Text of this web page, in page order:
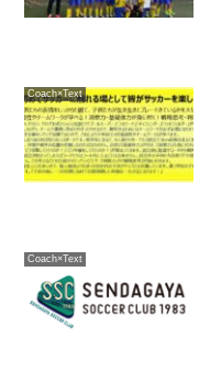
Coach×Text
Coach×Text